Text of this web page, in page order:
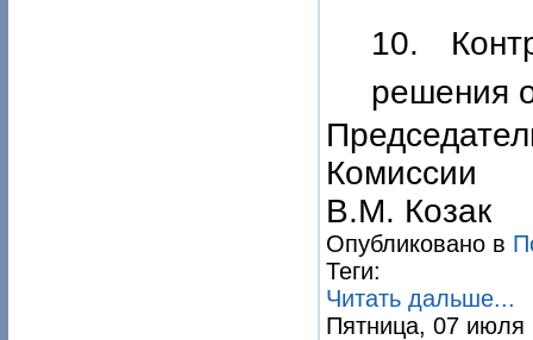
10.
решения
В.М. Козак
Опубликовано в
Теги:
Читать дальше...
Пятница, 07 июля